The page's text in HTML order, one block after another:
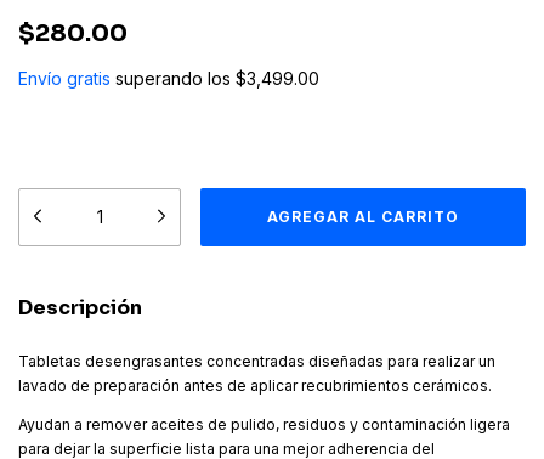
$280.00
Envío gratis superando los $3,499.00
Descripción
Tabletas desengrasantes concentradas diseñadas para realizar un
lavado de preparación antes de aplicar recubrimientos cerámicos.
Ayudan a remover aceites de pulido, residuos y contaminación ligera
para dejar la superficie lista para una mejor adherencia del